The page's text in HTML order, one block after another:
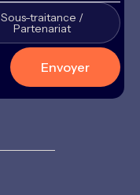
Sous-traitance /
Partenariat